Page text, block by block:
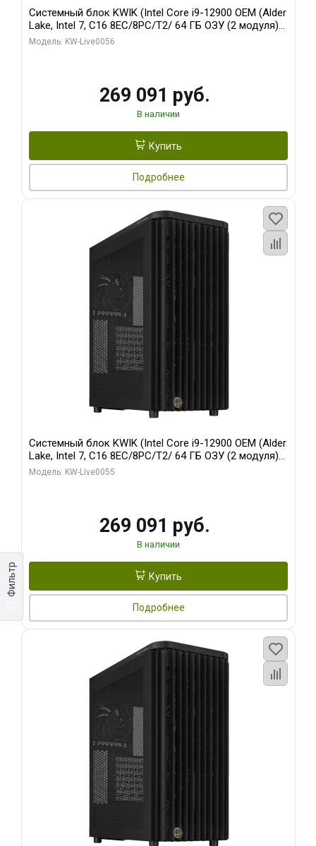
Фильтр
Системный блок KWIK (Intel Core i9-12900 OEM (Alder
Lake, Intel 7, C16 8EC/8PC/T2/ 64 ГБ ОЗУ (2 модуля)/
Palit RTX5080 INFINITY 3 OC 16GB GDDR7 256bit 3xDP
Модель: KW-Live0056
269 091 руб.
В наличии
Купить
Подробнее
Системный блок KWIK (Intel Core i9-12900 OEM (Alder
Lake, Intel 7, C16 8EC/8PC/T2/ 64 ГБ ОЗУ (2 модуля)/
MSI RTX5080 SHADOW 3X OC 16GB GDDR7 256bit 3xDP
Модель: KW-Live0055
269 091 руб.
В наличии
Купить
Подробнее